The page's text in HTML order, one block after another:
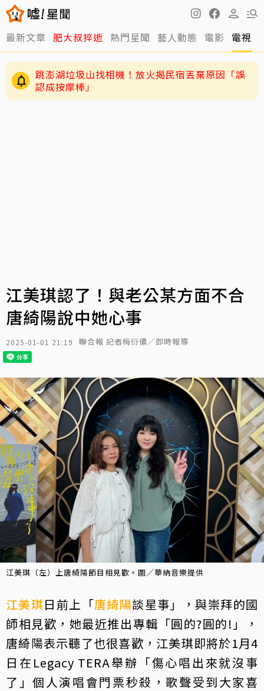
最新文章 肥大叔猝逝 熱門星聞 藝人動態 電影 電視
跳澎湖垃圾山找相機！放火揭民宿丟棄原因「誤
認成按摩棒」
江美琪認了！與老公某方面不合
唐綺陽說中她心事
2025-01-01 21:19 聯合報 記者梅衍儂／即時報導
江美琪（左）上唐綺陽節目相見歡。圖／華納音樂提供
江美琪日前上「唐綺陽談星事」，與崇拜的國
師相見歡，她最近推出專輯「圓的?圓的!」，
唐綺陽表示聽了也很喜歡，江美琪即將於1月4
日在Legacy TERA舉辦「傷心唱出來就沒事
了」個人演唱會門票秒殺，歌聲受到大家喜